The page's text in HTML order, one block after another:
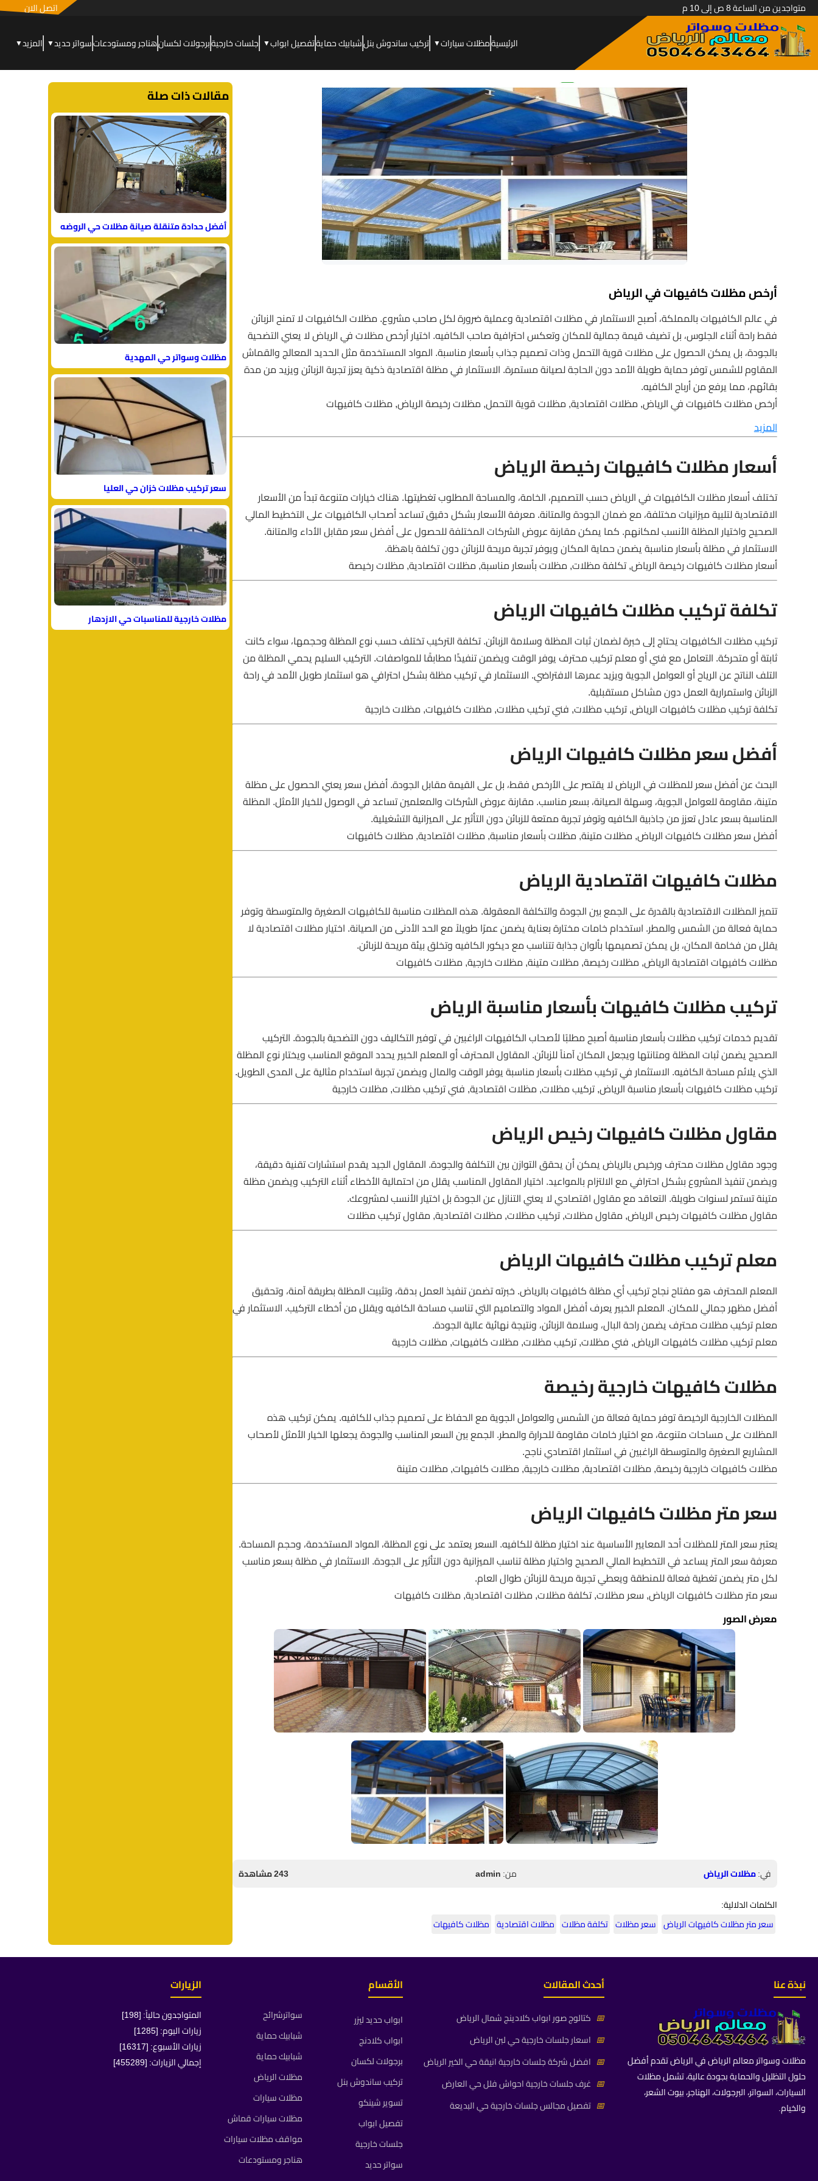
متواجدين من الساعة 8 ص إلى 10 م اتصل الان
الرئيسيةمظلات سيارات▼ تركيب ساندوش بنلشبابيك حمايةتفصيل ابواب▼ جلسات خارجيةبرجولات لكسانهناجر ومستودعاتسواتر حديد▼ المزيد▼
أرخص مظلات كافيهات في الرياض
في عالم الكافيهات بالمملكة، أصبح الاستثمار في مظلات اقتصادية وعملية ضرورة لكل صاحب مشروع. مظلات الكافيهات لا تمنح الزبائن
فقط راحة أثناء الجلوس، بل تضيف قيمة جمالية للمكان وتعكس احترافية صاحب الكافيه. اختيار أرخص مظلات في الرياض لا يعني التضحية
بالجودة، بل يمكن الحصول على مظلات قوية التحمل وذات تصميم جذاب بأسعار مناسبة. المواد المستخدمة مثل الحديد المعالج والقماش
المقاوم للشمس توفر حماية طويلة الأمد دون الحاجة لصيانة مستمرة. الاستثمار في مظلة اقتصادية ذكية يعزز تجربة الزبائن ويزيد من مدة
بقائهم، مما يرفع من أرباح الكافيه.
أرخص مظلات كافيهات في الرياض, مظلات اقتصادية, مظلات قوية التحمل, مظلات رخيصة الرياض, مظلات كافيهات
المزيد
أسعار مظلات كافيهات رخيصة الرياض
تختلف أسعار مظلات الكافيهات في الرياض حسب التصميم، الخامة، والمساحة المطلوب تغطيتها. هناك خيارات متنوعة تبدأ من الأسعار
الاقتصادية لتلبية ميزانيات مختلفة، مع ضمان الجودة والمتانة. معرفة الأسعار بشكل دقيق تساعد أصحاب الكافيهات على التخطيط المالي
الصحيح واختيار المظلة الأنسب لمكانهم. كما يمكن مقارنة عروض الشركات المختلفة للحصول على أفضل سعر مقابل الأداء والمتانة.
الاستثمار في مظلة بأسعار مناسبة يضمن حماية المكان ويوفر تجربة مريحة للزبائن دون تكلفة باهظة.
أسعار مظلات كافيهات رخيصة الرياض, تكلفة مظلات, مظلات بأسعار مناسبة, مظلات اقتصادية, مظلات رخيصة
تكلفة تركيب مظلات كافيهات الرياض
تركيب مظلات الكافيهات يحتاج إلى خبرة لضمان ثبات المظلة وسلامة الزبائن. تكلفة التركيب تختلف حسب نوع المظلة وحجمها، سواء كانت
ثابتة أو متحركة. التعامل مع فني أو معلم تركيب محترف يوفر الوقت ويضمن تنفيذًا مطابقًا للمواصفات. التركيب السليم يحمي المظلة من
التلف الناتج عن الرياح أو العوامل الجوية ويزيد عمرها الافتراضي. الاستثمار في تركيب مظلة بشكل احترافي هو استثمار طويل الأمد في راحة
الزبائن واستمرارية العمل دون مشاكل مستقبلية.
تكلفة تركيب مظلات كافيهات الرياض, تركيب مظلات, فني تركيب مظلات, مظلات كافيهات, مظلات خارجية
أفضل سعر مظلات كافيهات الرياض
البحث عن أفضل سعر للمظلات في الرياض لا يقتصر على الأرخص فقط، بل على القيمة مقابل الجودة. أفضل سعر يعني الحصول على مظلة
متينة، مقاومة للعوامل الجوية، وسهلة الصيانة، بسعر مناسب. مقارنة عروض الشركات والمعلمين تساعد في الوصول للخيار الأمثل. المظلة
المناسبة بسعر عادل تعزز من جاذبية الكافيه وتوفر تجربة ممتعة للزبائن دون التأثير على الميزانية التشغيلية.
أفضل سعر مظلات كافيهات الرياض, مظلات متينة, مظلات بأسعار مناسبة, مظلات اقتصادية, مظلات كافيهات
مظلات كافيهات اقتصادية الرياض
تتميز المظلات الاقتصادية بالقدرة على الجمع بين الجودة والتكلفة المعقولة. هذه المظلات مناسبة للكافيهات الصغيرة والمتوسطة وتوفر
حماية فعالة من الشمس والمطر. استخدام خامات مختارة بعناية يضمن عمرًا طويلاً مع الحد الأدنى من الصيانة. اختيار مظلات اقتصادية لا
يقلل من فخامة المكان، بل يمكن تصميمها بألوان جذابة تتناسب مع ديكور الكافيه وتخلق بيئة مريحة للزبائن.
مظلات كافيهات اقتصادية الرياض, مظلات رخيصة, مظلات متينة, مظلات خارجية, مظلات كافيهات
تركيب مظلات كافيهات بأسعار مناسبة الرياض
تقديم خدمات تركيب مظلات بأسعار مناسبة أصبح مطلبًا لأصحاب الكافيهات الراغبين في توفير التكاليف دون التضحية بالجودة. التركيب
الصحيح يضمن ثبات المظلة ومتانتها ويجعل المكان آمناً للزبائن. المقاول المحترف أو المعلم الخبير يحدد الموقع المناسب ويختار نوع المظلة
الذي يلائم مساحة الكافيه. الاستثمار في تركيب مظلات بأسعار مناسبة يوفر الوقت والمال ويضمن تجربة استخدام مثالية على المدى الطويل.
تركيب مظلات كافيهات بأسعار مناسبة الرياض, تركيب مظلات, مظلات اقتصادية, فني تركيب مظلات, مظلات خارجية
مقاول مظلات كافيهات رخيص الرياض
وجود مقاول مظلات محترف ورخيص بالرياض يمكن أن يحقق التوازن بين التكلفة والجودة. المقاول الجيد يقدم استشارات تقنية دقيقة،
ويضمن تنفيذ المشروع بشكل احترافي مع الالتزام بالمواعيد. اختيار المقاول المناسب يقلل من احتمالية الأخطاء أثناء التركيب ويضمن مظلة
متينة تستمر لسنوات طويلة. التعاقد مع مقاول اقتصادي لا يعني التنازل عن الجودة بل اختيار الأنسب لمشروعك.
مقاول مظلات كافيهات رخيص الرياض, مقاول مظلات, تركيب مظلات, مظلات اقتصادية, مقاول تركيب مظلات
معلم تركيب مظلات كافيهات الرياض
المعلم المحترف هو مفتاح نجاح تركيب أي مظلة كافيهات بالرياض. خبرته تضمن تنفيذ العمل بدقة، وتثبيت المظلة بطريقة آمنة، وتحقيق
أفضل مظهر جمالي للمكان. المعلم الخبير يعرف أفضل المواد والتصاميم التي تناسب مساحة الكافيه ويقلل من أخطاء التركيب. الاستثمار في
معلم تركيب مظلات محترف يضمن راحة البال، وسلامة الزبائن، ونتيجة نهائية عالية الجودة.
معلم تركيب مظلات كافيهات الرياض, فني مظلات, تركيب مظلات, مظلات كافيهات, مظلات خارجية
مظلات كافيهات خارجية رخيصة
المظلات الخارجية الرخيصة توفر حماية فعالة من الشمس والعوامل الجوية مع الحفاظ على تصميم جذاب للكافيه. يمكن تركيب هذه
المظلات على مساحات متنوعة، مع اختيار خامات مقاومة للحرارة والمطر. الجمع بين السعر المناسب والجودة يجعلها الخيار الأمثل لأصحاب
المشاريع الصغيرة والمتوسطة الراغبين في استثمار اقتصادي ناجح.
مظلات كافيهات خارجية رخيصة, مظلات اقتصادية, مظلات خارجية, مظلات كافيهات, مظلات متينة
سعر متر مظلات كافيهات الرياض
يعتبر سعر المتر للمظلات أحد المعايير الأساسية عند اختيار مظلة للكافيه. السعر يعتمد على نوع المظلة، المواد المستخدمة، وحجم المساحة.
معرفة سعر المتر يساعد في التخطيط المالي الصحيح واختيار مظلة تناسب الميزانية دون التأثير على الجودة. الاستثمار في مظلة بسعر مناسب
لكل متر يضمن تغطية فعالة للمنطقة ويعطي تجربة مريحة للزبائن طوال العام.
سعر متر مظلات كافيهات الرياض, سعر مظلات, تكلفة مظلات, مظلات اقتصادية, مظلات كافيهات
معرض الصور
في:مظلات الرياض من:admin
243 مشاهدة
الكلمات الدلالية:
سعر متر مظلات كافيهات الرياض سعر مظلات تكلفة مظلات مظلات اقتصادية مظلات كافيهات
مقالات ذات صلة
أفضل حدادة متنقلة صيانة مظلات حي الروضه
مظلات وسواتر حي المهدية
سعر تركيب مظلات خزان حي العليا
مظلات خارجية للمناسبات حي الازدهار
نبذة عنا
مظلات وسواتر معالم الرياض في الرياض تقدم أفضل
حلول التظليل والحماية بجودة عالية، تشمل مظلات
السيارات، السواتر، البرجولات، الهناجر، بيوت الشعر،
والخيام.
أحدث المقالات
📅 كتالوج صور ابواب كلادينج شمال الرياض
📅 اسعار جلسات خارجية حي لبن الرياض
📅 افضل شركة جلسات خارجية انيقة حي الخير الرياض
📅 غرف جلسات خارجية احواش فلل حي العارض
📅 تفصيل مجالس جلسات خارجية حي البديعة
الأقسام
ابواب حديد ليزر
ابواب كلادنج
برجولات لكسان
تركيب ساندوش بنل
تسوير شينكو
تفصيل ابواب
جلسات خارجية
سواتر حديد
سواترشرائح
شبابيك حماية
شبابيك حماية
مظلات الرياض
مظلات سيارات
مظلات سيارات قماش
مواقف مظلات سيارات
هناجر ومستودعات
الزيارات
المتواجدون حالياً: [198]
زيارات اليوم: [1285]
زيارات الأسبوع: [16317]
إجمالي الزيارات: [455289]